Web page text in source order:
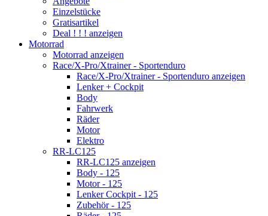
Einzelstücke
Gratisartikel
Deal ! ! ! anzeigen
Motorrad
Motorrad anzeigen
Race/X-Pro/Xtrainer - Sportenduro
Race/X-Pro/Xtrainer - Sportenduro anzeigen
Lenker + Cockpit
Body
Fahrwerk
Räder
Motor
Elektro
RR-LC125
RR-LC125 anzeigen
Body - 125
Motor - 125
Lenker Cockpit - 125
Zubehör - 125